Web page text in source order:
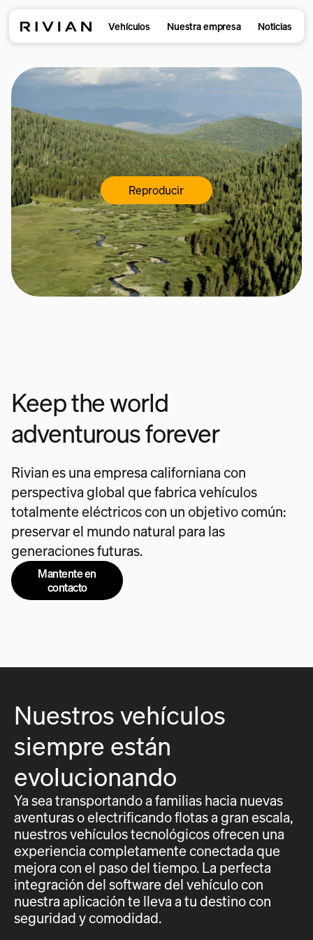
Vehículos Nuestra empresa Noticias
Reproducir
Keep the world
adventurous forever
Rivian es una empresa californiana con
perspectiva global que fabrica vehículos
totalmente eléctricos con un objetivo común:
preservar el mundo natural para las
generaciones futuras.
Mantente en
contacto
Nuestros vehículos
siempre están
evolucionando
Ya sea transportando a familias hacia nuevas
aventuras o electrificando flotas a gran escala,
nuestros vehículos tecnológicos ofrecen una
experiencia completamente conectada que
mejora con el paso del tiempo. La perfecta
integración del software del vehículo con
nuestra aplicación te lleva a tu destino con
seguridad y comodidad.